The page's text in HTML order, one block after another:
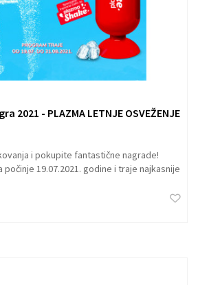
2021 - PLAZMA LETNJE OSVEŽENJE
i pokupite fantastične nagrade!
počinje 19.07.2021. godine i traje najkasnije